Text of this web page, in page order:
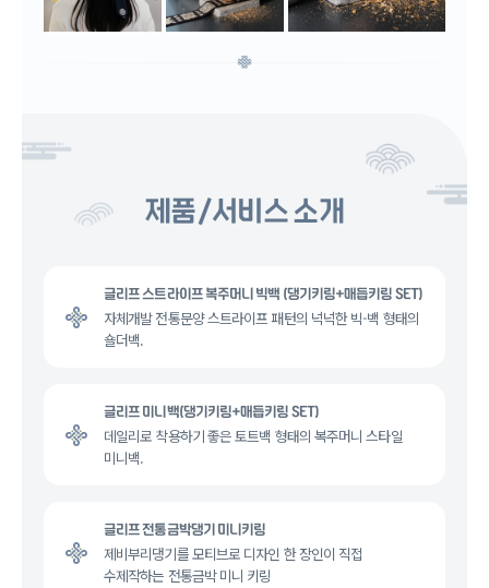
제품/서비스 소개
글리프 스트라이프 복주머니 빅백 (댕기키링+매듭키링 SET)
자체개발 전통문양 스트라이프 패턴의 넉넉한 빅-백 형태의
숄더백.
글리프 미니백(댕기키링+매듭키링 SET)
데일리로 착용하기 좋은 토트백 형태의 복주머니 스타일
미니백.
글리프 전통금박댕기 미니키링
제비부리댕기를 모티브로 디자인 한 장인이 직접
수제작하는 전통금박 미니 키링